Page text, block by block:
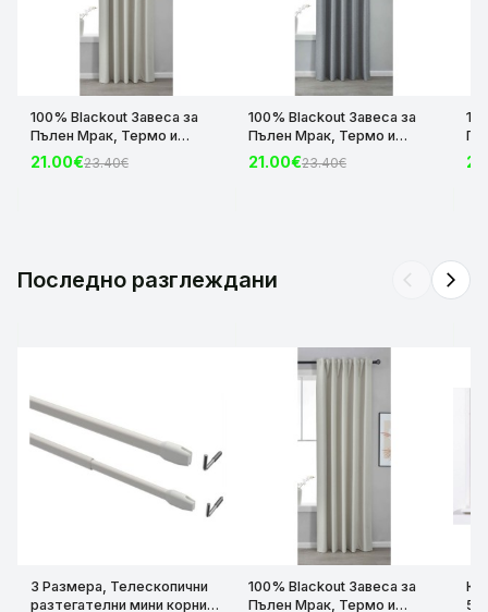
100% Blackout Завеса за
Пълен Мрак, Термо и
Шумоизолираща с коланче
цвят Крем, 175х140 и
21.00€23.40€
100% Blackout Завеса за
Пълен Мрак, Термо и
Шумоизолираща с коланче
цвят Сив, 175х140 и
21.00€23.40€
Последно разглеждани arrow_back_ios arrow_forward_ios
3 Размера, Телескопични
разтегателни мини корнизи
100% Blackout Завеса за
Пълен Мрак, Термо и